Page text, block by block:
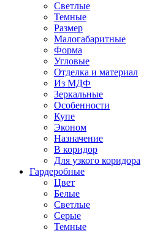
Светлые
Темные
Размер
Малогабаритные
Форма
Угловые
Отделка и материал
Из МДФ
Зеркальные
Особенности
Купе
Эконом
Назначение
В коридор
Для узкого коридора
Гардеробные
Цвет
Белые
Светлые
Серые
Темные